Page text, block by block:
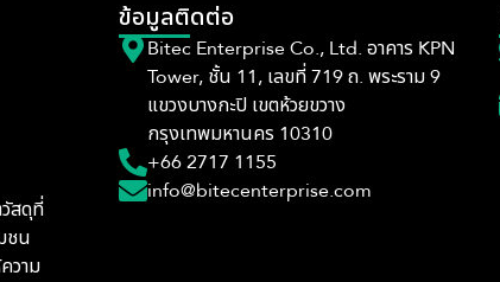
สดุที่
ชน
วาม
ข้อมูลติดต่อ
Bitec Enterprise Co., Ltd. อาคาร KPN
Tower, ชั้น 11, เลขที่ 719 ถ. พระราม 9
แขวงบางกะปิ เขตห้วยขวาง
กรุงเทพมหานคร 10310
+66 2717 1155
info@bitecenterprise.com